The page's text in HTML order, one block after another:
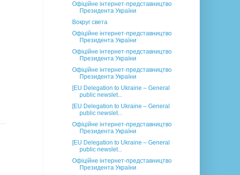
Офіційне інтернет-представництво
Президента України
Вокруг света
Офіційне інтернет-представництво
Президента України
Офіційне інтернет-представництво
Президента України
Офіційне інтернет-представництво
Президента України
[EU Delegation to Ukraine – General
public newslet...
[EU Delegation to Ukraine – General
public newslet...
Офіційне інтернет-представництво
Президента України
[EU Delegation to Ukraine – General
public newslet...
Офіційне інтернет-представництво
Президента України